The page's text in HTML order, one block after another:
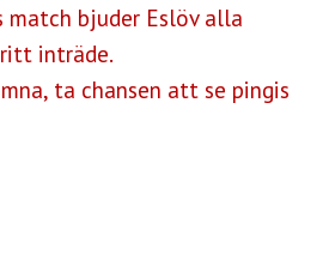
match bjuder Eslöv alla
inträde.
ta chansen att se pingis